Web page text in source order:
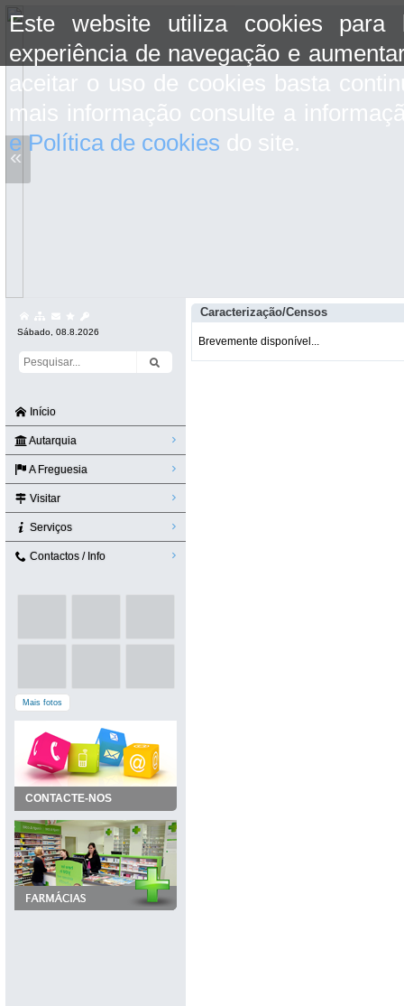
Este website utiliza cookies para
experiência de navegação e
aceitar o uso de cookies basta
mais informação consulte a
e Política de cookies do site.
«
Sábado, 08.8.2026
Início
Autarquia
A Freguesia
Visitar
Serviços
Contactos / Info
Mais fotos
CONTACTE-NOS
Caracterização/Censos
Brevemente disponível...